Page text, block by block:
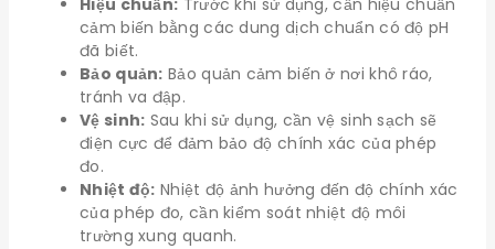
Hiệu chuẩn: Trước khi sử dụng, cần hiệu chuẩn
cảm biến bằng các dung dịch chuẩn có độ pH
đã biết.
Bảo quản: Bảo quản cảm biến ở nơi khô ráo,
tránh va đập.
Vệ sinh: Sau khi sử dụng, cần vệ sinh sạch sẽ
điện cực để đảm bảo độ chính xác của phép
đo.
Nhiệt độ: Nhiệt độ ảnh hưởng đến độ chính xác
của phép đo, cần kiểm soát nhiệt độ môi
trường xung quanh.